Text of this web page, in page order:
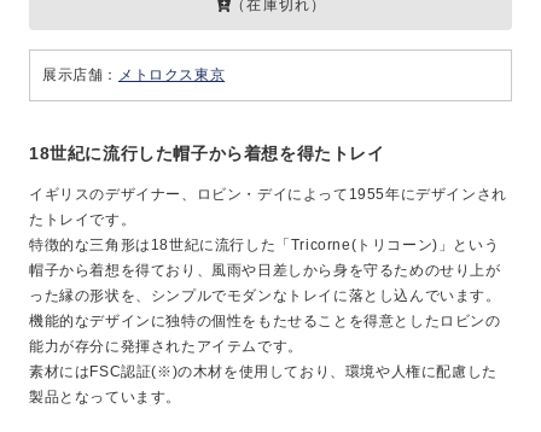
18世紀に流行した帽子から着想を得たトレイ
イギリスのデザイナー、ロビン・デイによって1955年にデザインされ
たトレイです。
特徴的な三角形は18世紀に流行した「Tricorne(トリコーン)」という
帽子から着想を得ており、風雨や日差しから身を守るためのせり上が
った縁の形状を、シンプルでモダンなトレイに落とし込んでいます。
機能的なデザインに独特の個性をもたせることを得意としたロビンの
能力が存分に発揮されたアイテムです。
素材にはFSC認証(※)の木材を使用しており、環境や人権に配慮した
製品となっています。
（在庫切れ）
展示店舗： メトロクス東京